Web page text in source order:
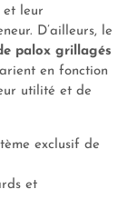
et leur
D’ailleurs, le
palox grillagés
en fonction
utilité et de
exclusif de
et